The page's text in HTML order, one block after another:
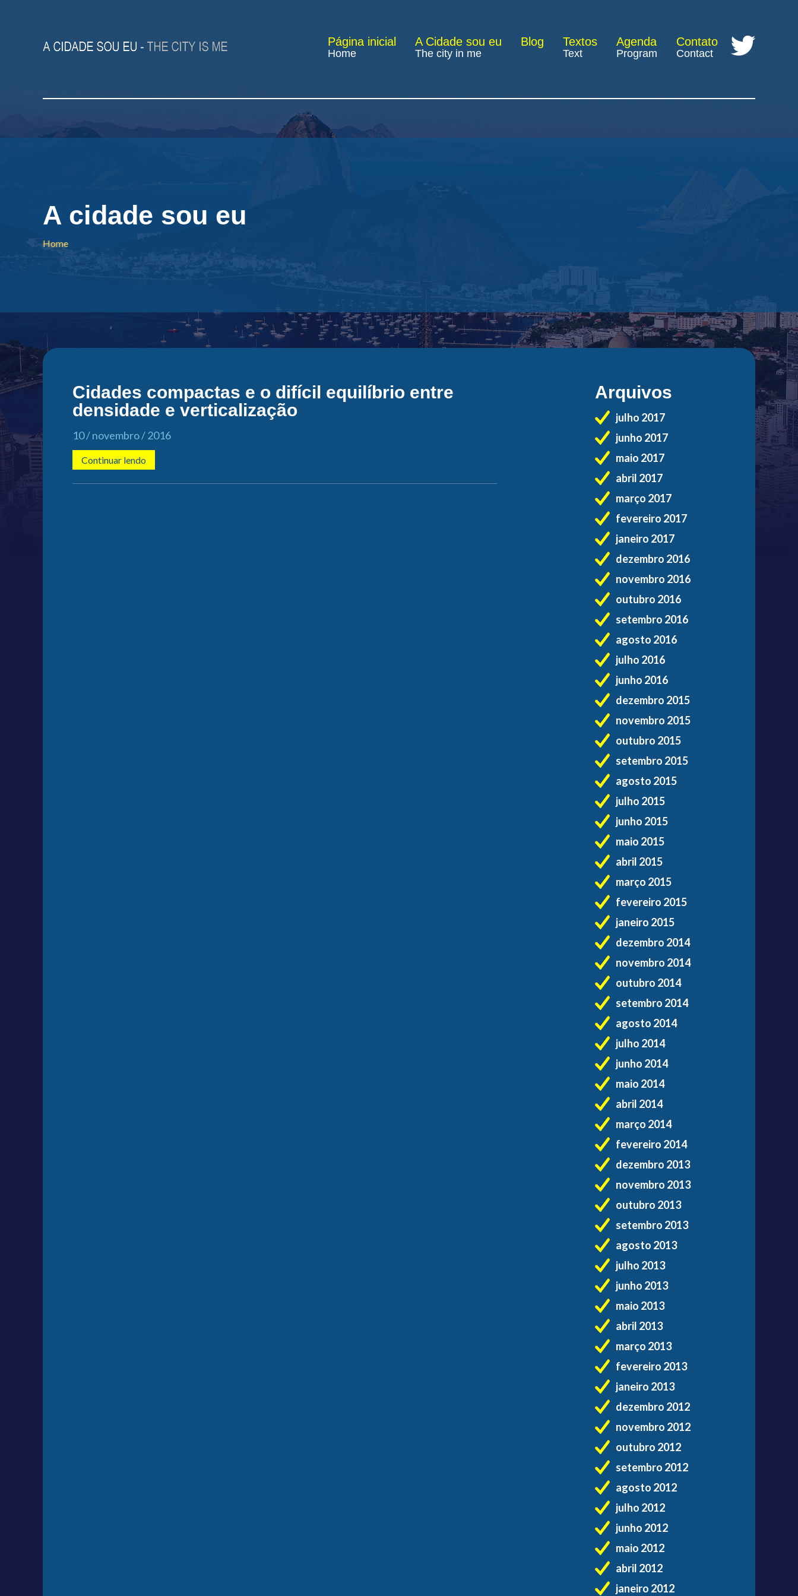
Página inicial
Home
A Cidade sou eu
The city in me
Blog Textos
Text
Agenda
Program
Contato
Contact
A cidade sou eu
Home
Cidades compactas e o difícil equilíbrio entre
densidade e verticalização
10 / novembro / 2016
Continuar lendo
Arquivos
julho 2017
junho 2017
maio 2017
abril 2017
março 2017
fevereiro 2017
janeiro 2017
dezembro 2016
novembro 2016
outubro 2016
setembro 2016
agosto 2016
julho 2016
junho 2016
dezembro 2015
novembro 2015
outubro 2015
setembro 2015
agosto 2015
julho 2015
junho 2015
maio 2015
abril 2015
março 2015
fevereiro 2015
janeiro 2015
dezembro 2014
novembro 2014
outubro 2014
setembro 2014
agosto 2014
julho 2014
junho 2014
maio 2014
abril 2014
março 2014
fevereiro 2014
dezembro 2013
novembro 2013
outubro 2013
setembro 2013
agosto 2013
julho 2013
junho 2013
maio 2013
abril 2013
março 2013
fevereiro 2013
janeiro 2013
dezembro 2012
novembro 2012
outubro 2012
setembro 2012
agosto 2012
julho 2012
junho 2012
maio 2012
abril 2012
janeiro 2012